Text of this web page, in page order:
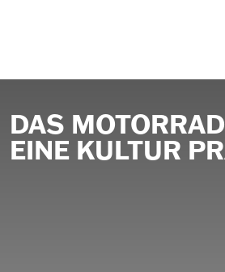
DAS
EINE KULTUR